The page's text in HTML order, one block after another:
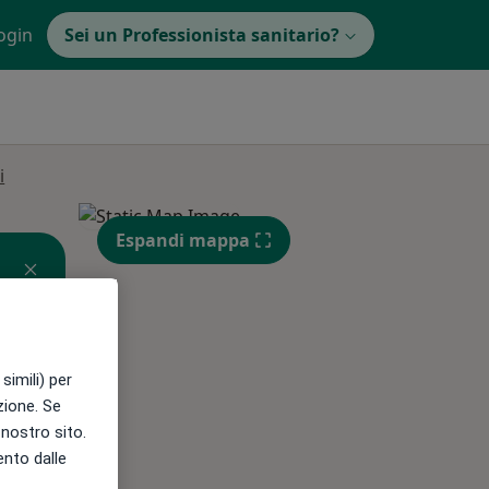
Sei un Professionista sanitario?
Espandi mappa
per
Se
sito.
dalle